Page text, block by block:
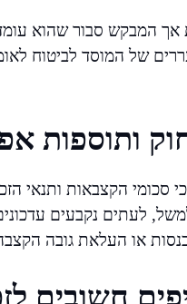
המבקש סבור שהוא
של המוסד לביטוח
ותוספות
סכומי הקצבאות
לעתים נקבעים
או העלאת גובה